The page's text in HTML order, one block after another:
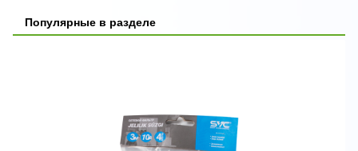
Популярные в разделе